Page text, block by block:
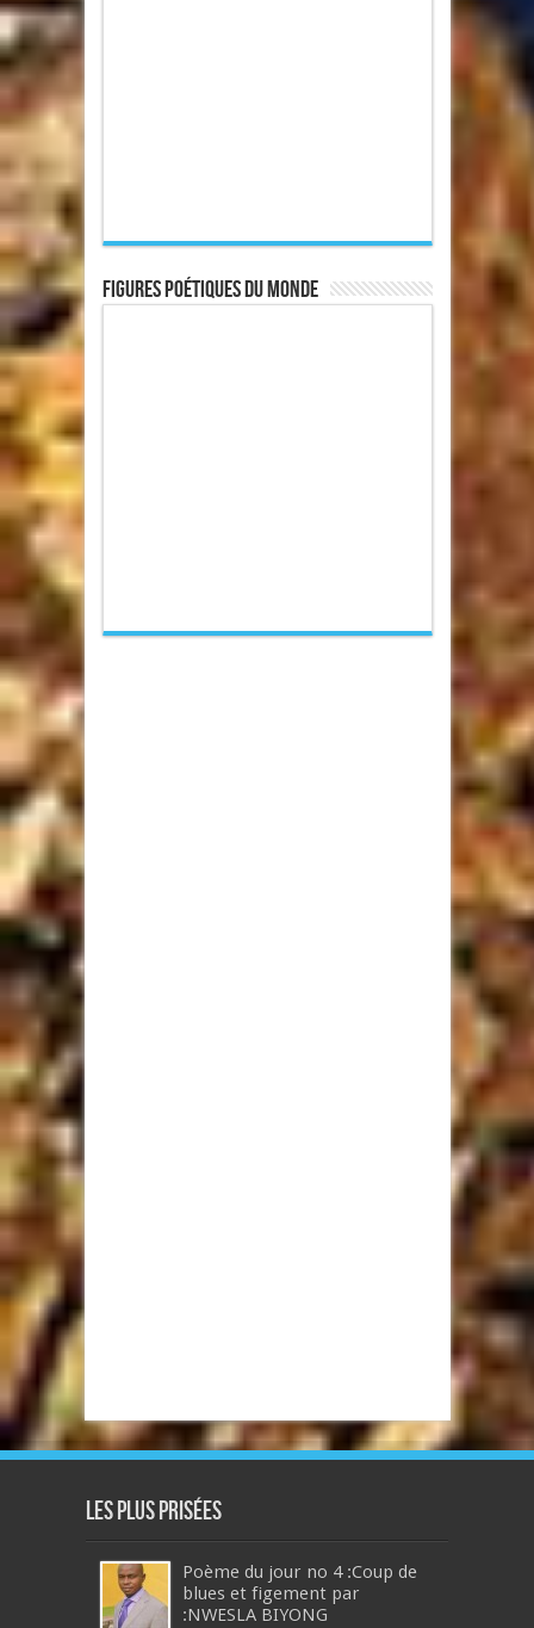
Figures poétiques du monde
Les plus prisées
Poème du jour no 4 :Coup de
blues et figement par
:NWESLA BIYONG